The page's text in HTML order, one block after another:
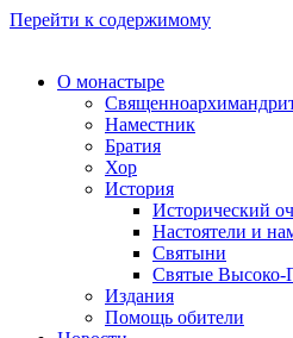
Перейти к содержимому
О монастыре
Наместник
Братия
Хор
История
Исторический
Настоятели и
Святыни
Святые Высоко-
Издания
Помощь обители